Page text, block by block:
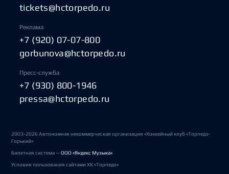
tickets@hctorpedo.ru
Реклама
+7 (920) 07-07-800
gorbunova@hctorpedo.ru
Пресс-служба
+7 (930) 800-1946
pressa@hctorpedo.ru
2003-2026 Автономная некоммерческая организация «Хоккейный клуб «Торпедо-
Горький»
Билетная система —ООО «Яндекс Музыка»
Условия пользования сайтами ХК «Торпедо»